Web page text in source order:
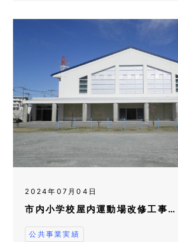
2024年07月04日
市内小学校屋内運動場改修工事…
公共事業実績